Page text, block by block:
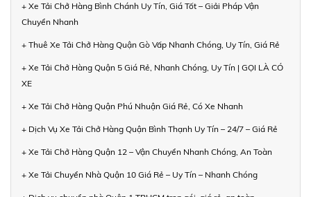
+ Xe Tải Chở Hàng Bình Chánh Uy Tín, Giá Tốt – Giải Pháp Vận
Chuyển Nhanh
+ Thuê Xe Tải Chở Hàng Quận Gò Vấp Nhanh Chóng, Uy Tín, Giá Rẻ
+ Xe Tải Chở Hàng Quận 5 Giá Rẻ, Nhanh Chóng, Uy Tín | GỌI LÀ CÓ
XE
+ Xe Tải Chở Hàng Quận Phú Nhuận Giá Rẻ, Có Xe Nhanh
+ Dịch Vụ Xe Tải Chở Hàng Quận Bình Thạnh Uy Tín – 24/7 – Giá Rẻ
+ Xe Tải Chở Hàng Quận 12 – Vận Chuyển Nhanh Chóng, An Toàn
+ Xe Tải Chuyển Nhà Quận 10 Giá Rẻ – Uy Tín – Nhanh Chóng